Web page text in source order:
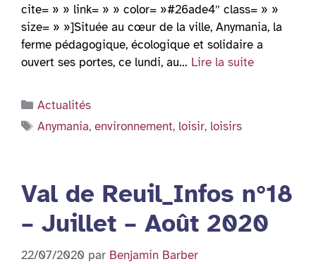
cite= » » link= » » color= »#26ade4″ class= » »
size= » »]Située au cœur de la ville, Anymania, la
ferme pédagogique, écologique et solidaire a
ouvert ses portes, ce lundi, au… Lire la suite
Catégories
Actualités
Étiquettes
Anymania,environnement, loisir, loisirs
Val de Reuil_Infos n°18
– Juillet – Août 2020
22/07/2020 par Benjamin Barber